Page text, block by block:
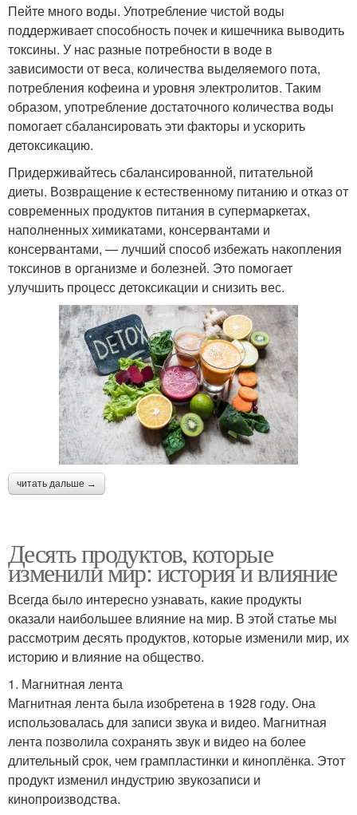
Пейте много воды. Употребление чистой воды
поддерживает способность почек и кишечника выводить
токсины. У нас разные потребности в воде в
зависимости от веса, количества выделяемого пота,
потребления кофеина и уровня электролитов. Таким
образом, употребление достаточного количества воды
помогает сбалансировать эти факторы и ускорить
детоксикацию.
Придерживайтесь сбалансированной, питательной
диеты. Возвращение к естественному питанию и отказ от
современных продуктов питания в супермаркетах,
наполненных химикатами, консервантами и
консервантами, — лучший способ избежать накопления
токсинов в организме и болезней. Это помогает
улучшить процесс детоксикации и снизить вес.
читать дальше →
Десять продуктов, которые
изменили мир: история и влияние
Всегда было интересно узнавать, какие продукты
оказали наибольшее влияние на мир. В этой статье мы
рассмотрим десять продуктов, которые изменили мир, их
историю и влияние на общество.
1. Магнитная лента
Магнитная лента была изобретена в 1928 году. Она
использовалась для записи звука и видео. Магнитная
лента позволила сохранять звук и видео на более
длительный срок, чем грампластинки и киноплёнка. Этот
продукт изменил индустрию звукозаписи и
кинопроизводства.